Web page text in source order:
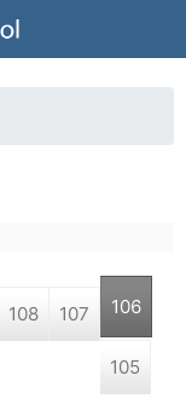
108 107 106
105